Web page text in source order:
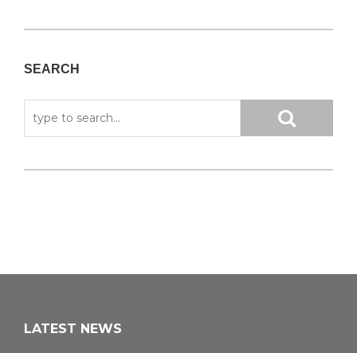
SEARCH
LATEST NEWS